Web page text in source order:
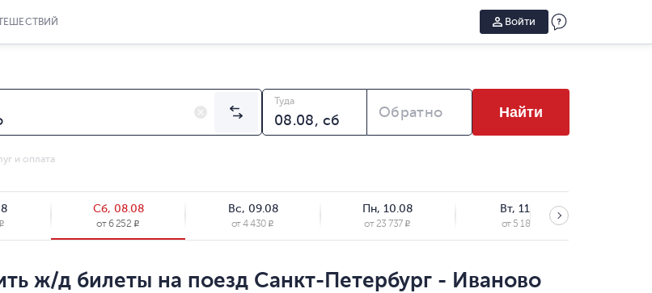
Войти
Туда
Обратно Найти
и оплата
R
Сб, 08.08
от 6 252 R
Вс, 09.08
от4 430 R
Пн, 10.08
от 23 737 R
Вт, 11.08
от 5 185
ж/д билеты на поезд Санкт-Петербург - Иваново